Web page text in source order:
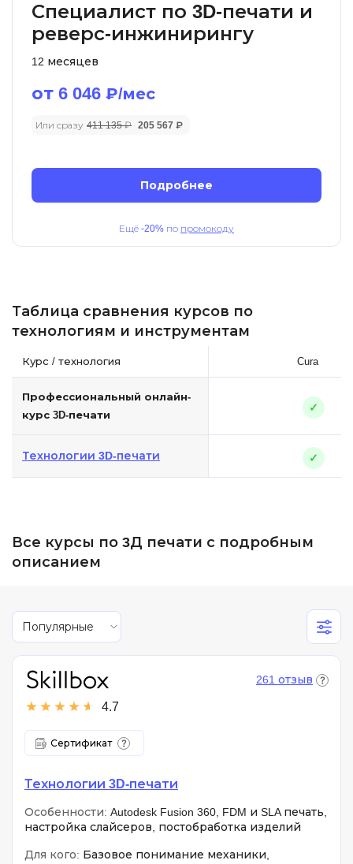
Специалист по 3D-печати и
реверс-инжинирингу
от 6 046 ₽/мес
Или сразу 411 135 ₽ 205 567 ₽
Ещё -20% по промокоду
12 месяцев
Подробнее
Таблица сравнения курсов по
технологиям и инструментам
Курс / технология Cura
Профессиональный онлайн-
курс 3D-печати
✓
Технологии 3D-печати ✓
Все курсы по 3Д печати с подробным
описанием
Популярные
4.7
261 отзыв
Сертификат
Технологии 3D-печати
Особенности: Autodesk Fusion 360, FDM и SLA печать,
настройка слайсеров, постобработка изделий
Для кого: Базовое понимание механики,